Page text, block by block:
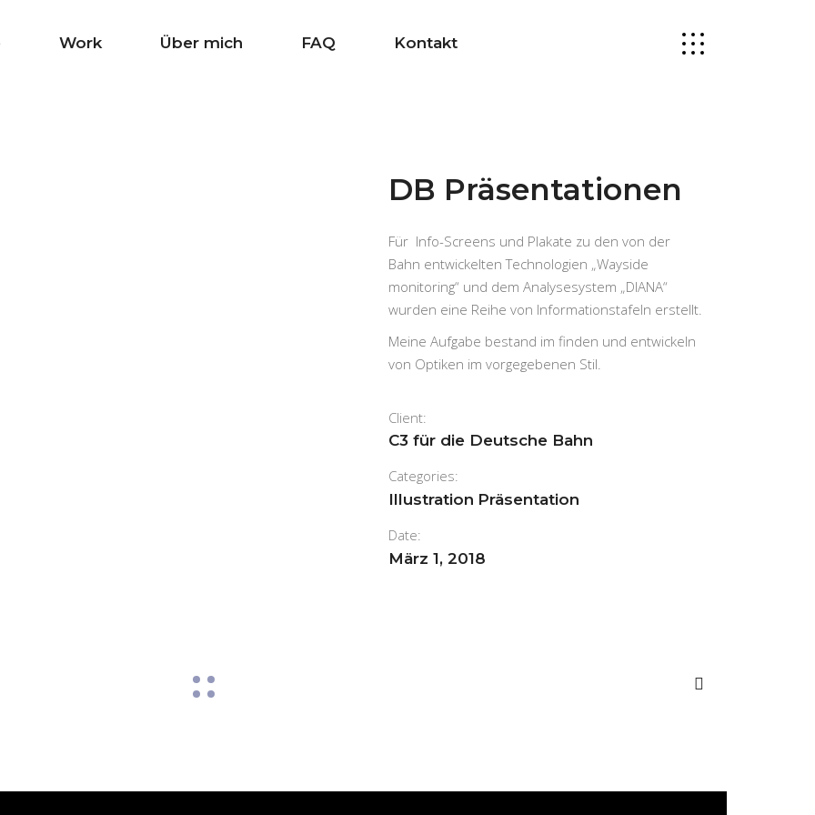
Work Über mich FAQ Kontakt
DB Präsentationen
Für Info-Screens und Plakate zu den von der
Bahn entwickelten Technologien „Wayside
monitoring“ und dem Analysesystem „DIANA“
wurden eine Reihe von Informationstafeln erstellt.
Meine Aufgabe bestand im finden und entwickeln
von Optiken im vorgegebenen Stil.
Client:
C3 für die Deutsche Bahn
Categories:
Illustration Präsentation
Date:
März 1, 2018